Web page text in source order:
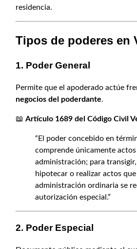
2
0
0
.
0
,
0
e
t
d
e
o
a
residencia.
Tipos de poderes en
1. Poder General
Permite que el apoderado actúe
negocios del poderdante.
📖 Artículo 1689 del Código Civil
“El poder concebido en
comprende únicamente actos
administración; para transigir,
hipotecar o realizar actos
administración ordinaria se
autorización especial.”
2. Poder Especial